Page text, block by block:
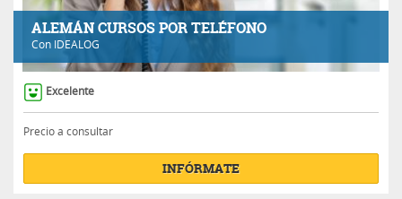
ALEMÁN CURSOS POR TELÉFONO
Con IDEALOG
Excelente
Precio a consultar
INFÓRMATE